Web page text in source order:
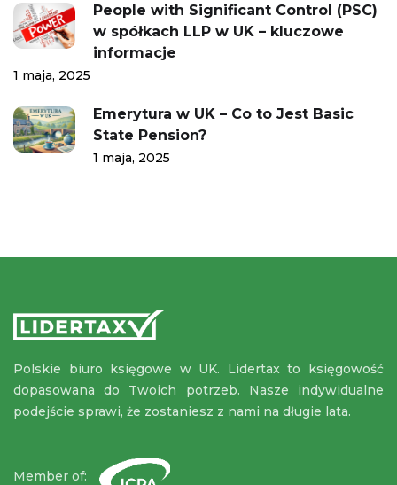
People with Significant Control (PSC)
w spółkach LLP w UK – kluczowe
informacje
1 maja, 2025
Emerytura w UK – Co to Jest Basic
State Pension?
1 maja, 2025
Polskie biuro księgowe w UK. Lidertax to księgowość
dopasowana do Twoich potrzeb. Nasze indywidualne
podejście sprawi, że zostaniesz z nami na długie lata.
Member of: